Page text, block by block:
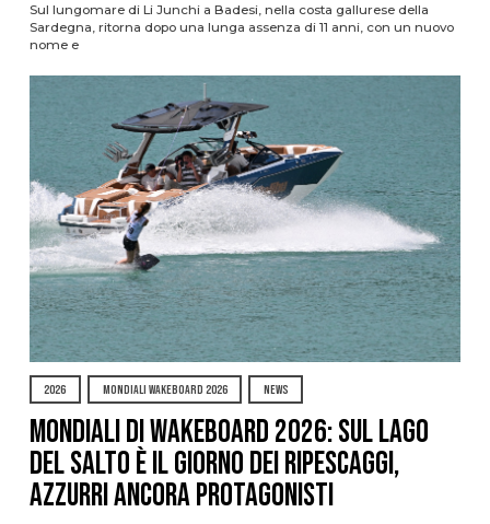
Sul lungomare di Li Junchi a Badesi, nella costa gallurese della
Sardegna, ritorna dopo una lunga assenza di 11 anni, con un nuovo
nome e
2026 MONDIALI WAKEBOARD 2026 NEWS
Mondiali di Wakeboard 2026: sul Lago
del Salto è il giorno dei ripescaggi,
azzurri ancora protagonisti